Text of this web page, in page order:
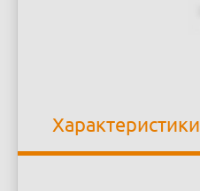
Характеристики